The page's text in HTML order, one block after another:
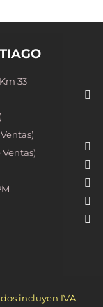
33
Ventas)
incluyen IVA